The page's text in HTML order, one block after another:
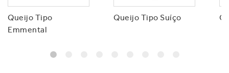
Queijo Tipo
Emmental
Queijo Tipo Suíço